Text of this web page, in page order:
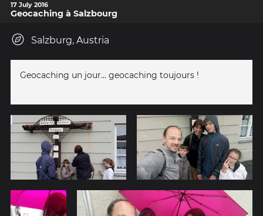
17 July 2016
Geocaching à Salzbourg
Salzburg, Austria
Geocaching un jour... geocaching toujours !